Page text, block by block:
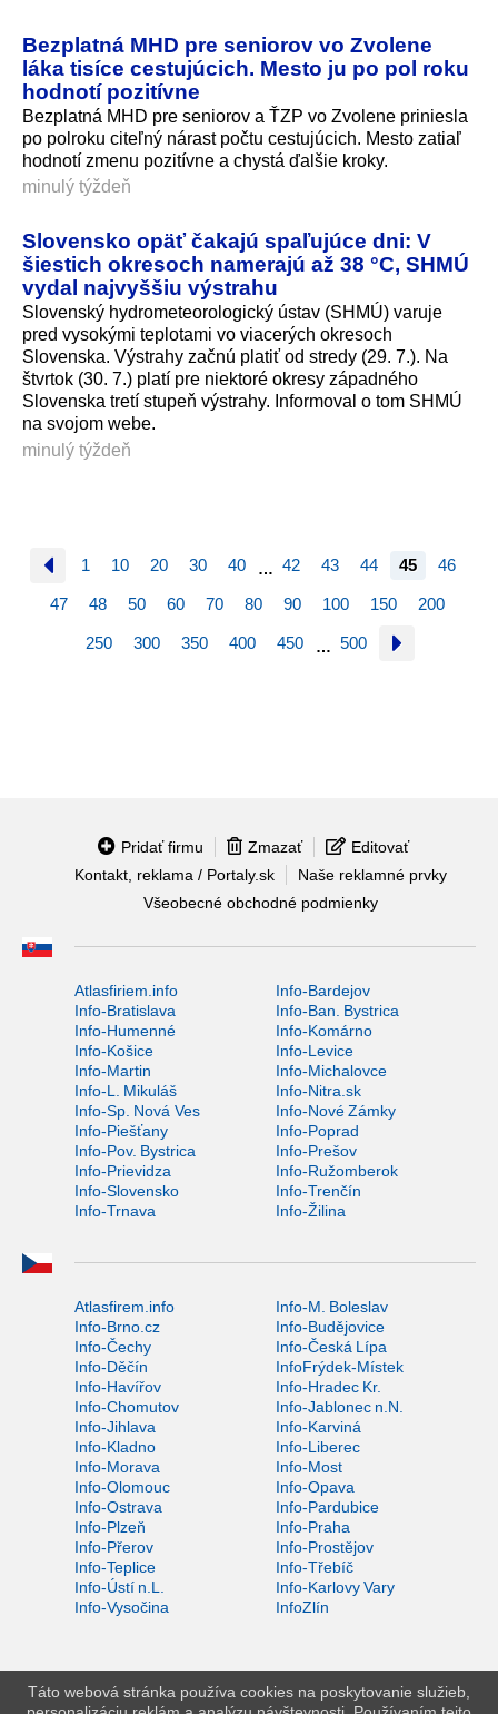
Bezplatná MHD pre seniorov vo Zvolene
láka tisíce cestujúcich. Mesto ju po pol roku
hodnotí pozitívne
Bezplatná MHD pre seniorov a ŤZP vo Zvolene priniesla
po polroku citeľný nárast počtu cestujúcich. Mesto zatiaľ
hodnotí zmenu pozitívne a chystá ďalšie kroky.
minulý týždeň
Slovensko opäť čakajú spaľujúce dni: V
šiestich okresoch namerajú až 38 °C, SHMÚ
vydal najvyššiu výstrahu
Slovenský hydrometeorologický ústav (SHMÚ) varuje
pred vysokými teplotami vo viacerých okresoch
Slovenska. Výstrahy začnú platiť od stredy (29. 7.). Na
štvrtok (30. 7.) platí pre niektoré okresy západného
Slovenska tretí stupeň výstrahy. Informoval o tom SHMÚ
na svojom webe.
minulý týždeň
1 10 20 30 40 … 42 43 44 45 46
47 48 50 60 70 80 90 100 150 200
250 300 350 400 450 … 500
Pridať firmu Zmazať
Editovať
Kontakt, reklama / Portaly.sk
Naše reklamné prvky
Všeobecné obchodné podmienky
Atlasfiriem.info
Info-Bardejov
Info-Bratislava
Info-Ban. Bystrica
Info-Humenné
Info-Komárno
Info-Košice
Info-Levice
Info-Martin
Info-Michalovce
Info-L. Mikuláš
Info-Nitra.sk
Info-Sp. Nová Ves
Info-Nové Zámky
Info-Piešťany
Info-Poprad
Info-Pov. Bystrica
Info-Prešov
Info-Prievidza
Info-Ružomberok
Info-Slovensko
Info-Trenčín
Info-Trnava
Info-Žilina
Atlasfirem.info
Info-M. Boleslav
Info-Brno.cz
Info-Budějovice
Info-Čechy
Info-Česká Lípa
Info-Děčín
InfoFrýdek-Místek
Info-Havířov
Info-Hradec Kr.
Info-Chomutov
Info-Jablonec n.N.
Info-Jihlava
Info-Karviná
Info-Kladno
Info-Liberec
Info-Morava
Info-Most
Info-Olomouc
Info-Opava
Info-Ostrava
Info-Pardubice
Info-Plzeň
Info-Praha
Info-Přerov
Info-Prostějov
Info-Teplice
Info-Třebíč
Info-Ústí n.L.
Info-Karlovy Vary
Info-Vysočina
InfoZlín
Táto webová stránka používa cookies na poskytovanie služieb,